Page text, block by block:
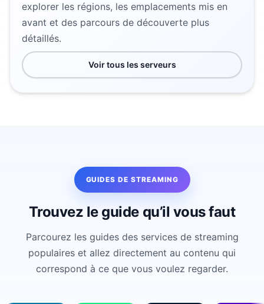
explorer les régions, les emplacements mis en
avant et des parcours de découverte plus
détaillés.
Voir tous les serveurs
GUIDES DE STREAMING
Trouvez le guide qu’il vous faut
Parcourez les guides des services de streaming
populaires et allez directement au contenu qui
correspond à ce que vous voulez regarder.